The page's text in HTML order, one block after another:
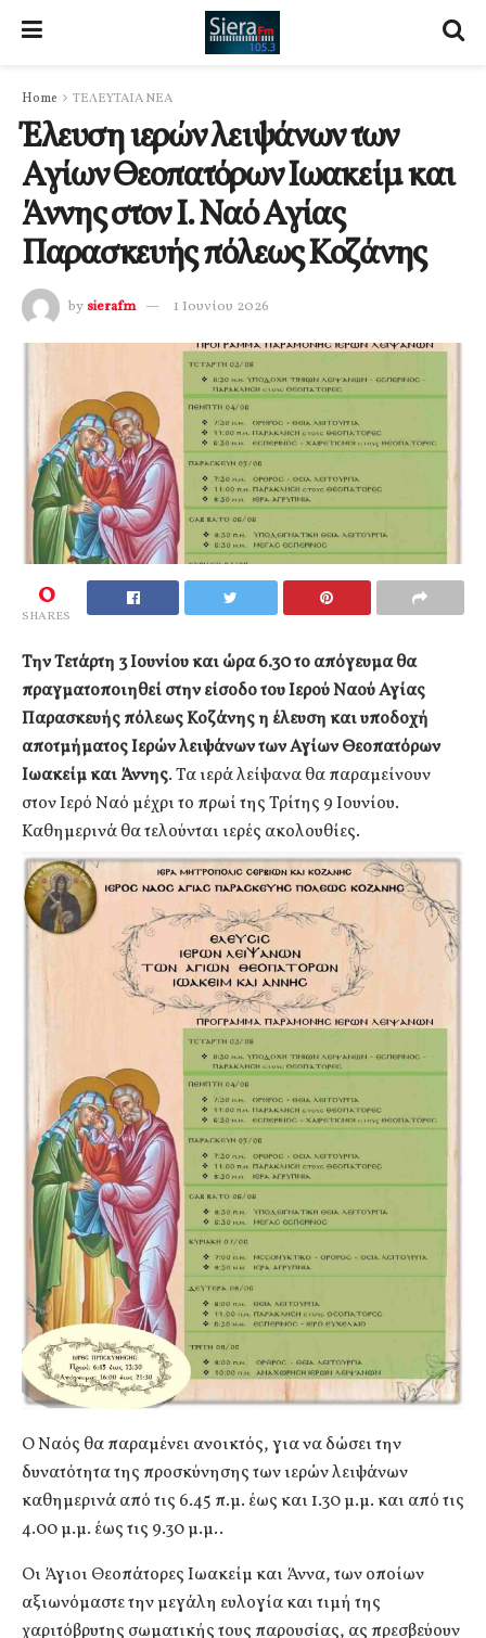
Home ΤΕΛΕΥΤΑΙΑ ΝΕΑ
Έλευση ιερών λειψάνων των
Αγίων Θεοπατόρων Ιωακείμ και
Άννης στον Ι. Ναό Αγίας
Παρασκευής πόλεως Κοζάνης
by sierafm 1 Ιουνίου 2026
0
SHARES
Την Τετάρτη 3 Ιουνίου και ώρα 6.30 το απόγευμα θα
πραγματοποιηθεί στην είσοδο του Ιερού Ναού Αγίας
Παρασκευής πόλεως Κοζάνης η έλευση και υποδοχή
αποτμήματος Ιερών λειψάνων των Αγίων Θεοπατόρων
Ιωακείμ και Άννης. Τα ιερά λείψανα θα παραμείνουν
στον Ιερό Ναό μέχρι το πρωί της Τρίτης 9 Ιουνίου.
Καθημερινά θα τελούνται ιερές ακολουθίες.
Ο Ναός θα παραμένει ανοικτός, για να δώσει την
δυνατότητα της προσκύνησης των ιερών λειψάνων
καθημερινά από τις 6.45 π.μ. έως και 1.30 μ.μ. και από τις
4.00 μ.μ. έως τις 9.30 μ.μ..
Οι Άγιοι Θεοπάτορες Ιωακείμ και Άννα, των οποίων
αξιωνόμαστε την μεγάλη ευλογία και τιμή της
χαριτόβρυτης σωματικής τους παρουσίας, ας πρεσβεύουν